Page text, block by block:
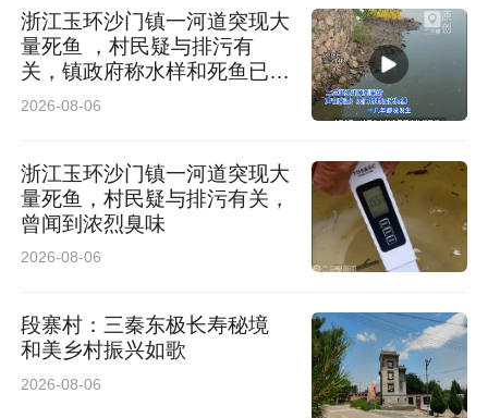
案件升级为刑事案件
三名涉案人员全部被追责
6月19日，小赵父亲赵先生告诉记者，案件初
期，警方仅对两名涉案人员作出行政拘留12日、
7日的处罚，当时警方解释处置考量包含“涉案人
浙江玉环沙门镇一河道突现大
量死鱼 ，村民疑与排污有
关，镇政府称水样和死鱼已送
检
2026-08-06
浙江玉环沙门镇一河道突现大
量死鱼，村民疑与排污有关，
曾闻到浓烈臭味
2026-08-06
段寨村：三秦东极长寿秘境
和美乡村振兴如歌
2026-08-06